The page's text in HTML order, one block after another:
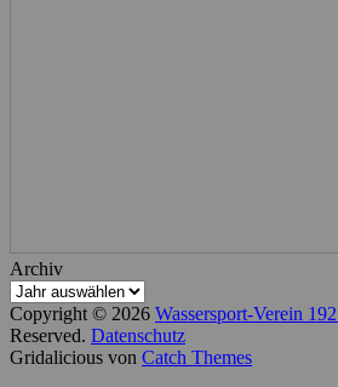
Archiv
Copyright © 2026 Wassersport-Verein
Reserved. Datenschutz
Gridalicious von Catch Themes